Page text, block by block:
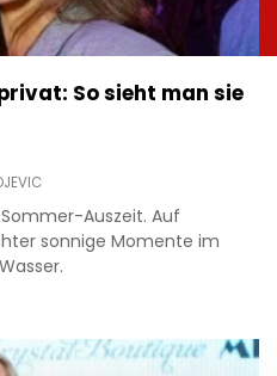
So sieht man sie
Auszeit. Auf
sonnige Momente im